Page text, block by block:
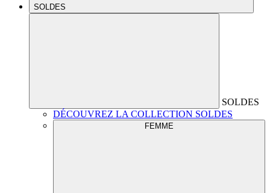
SOLDES
SOLDES
DÉCOUVREZ LA COLLECTION SOLDES
FEMME